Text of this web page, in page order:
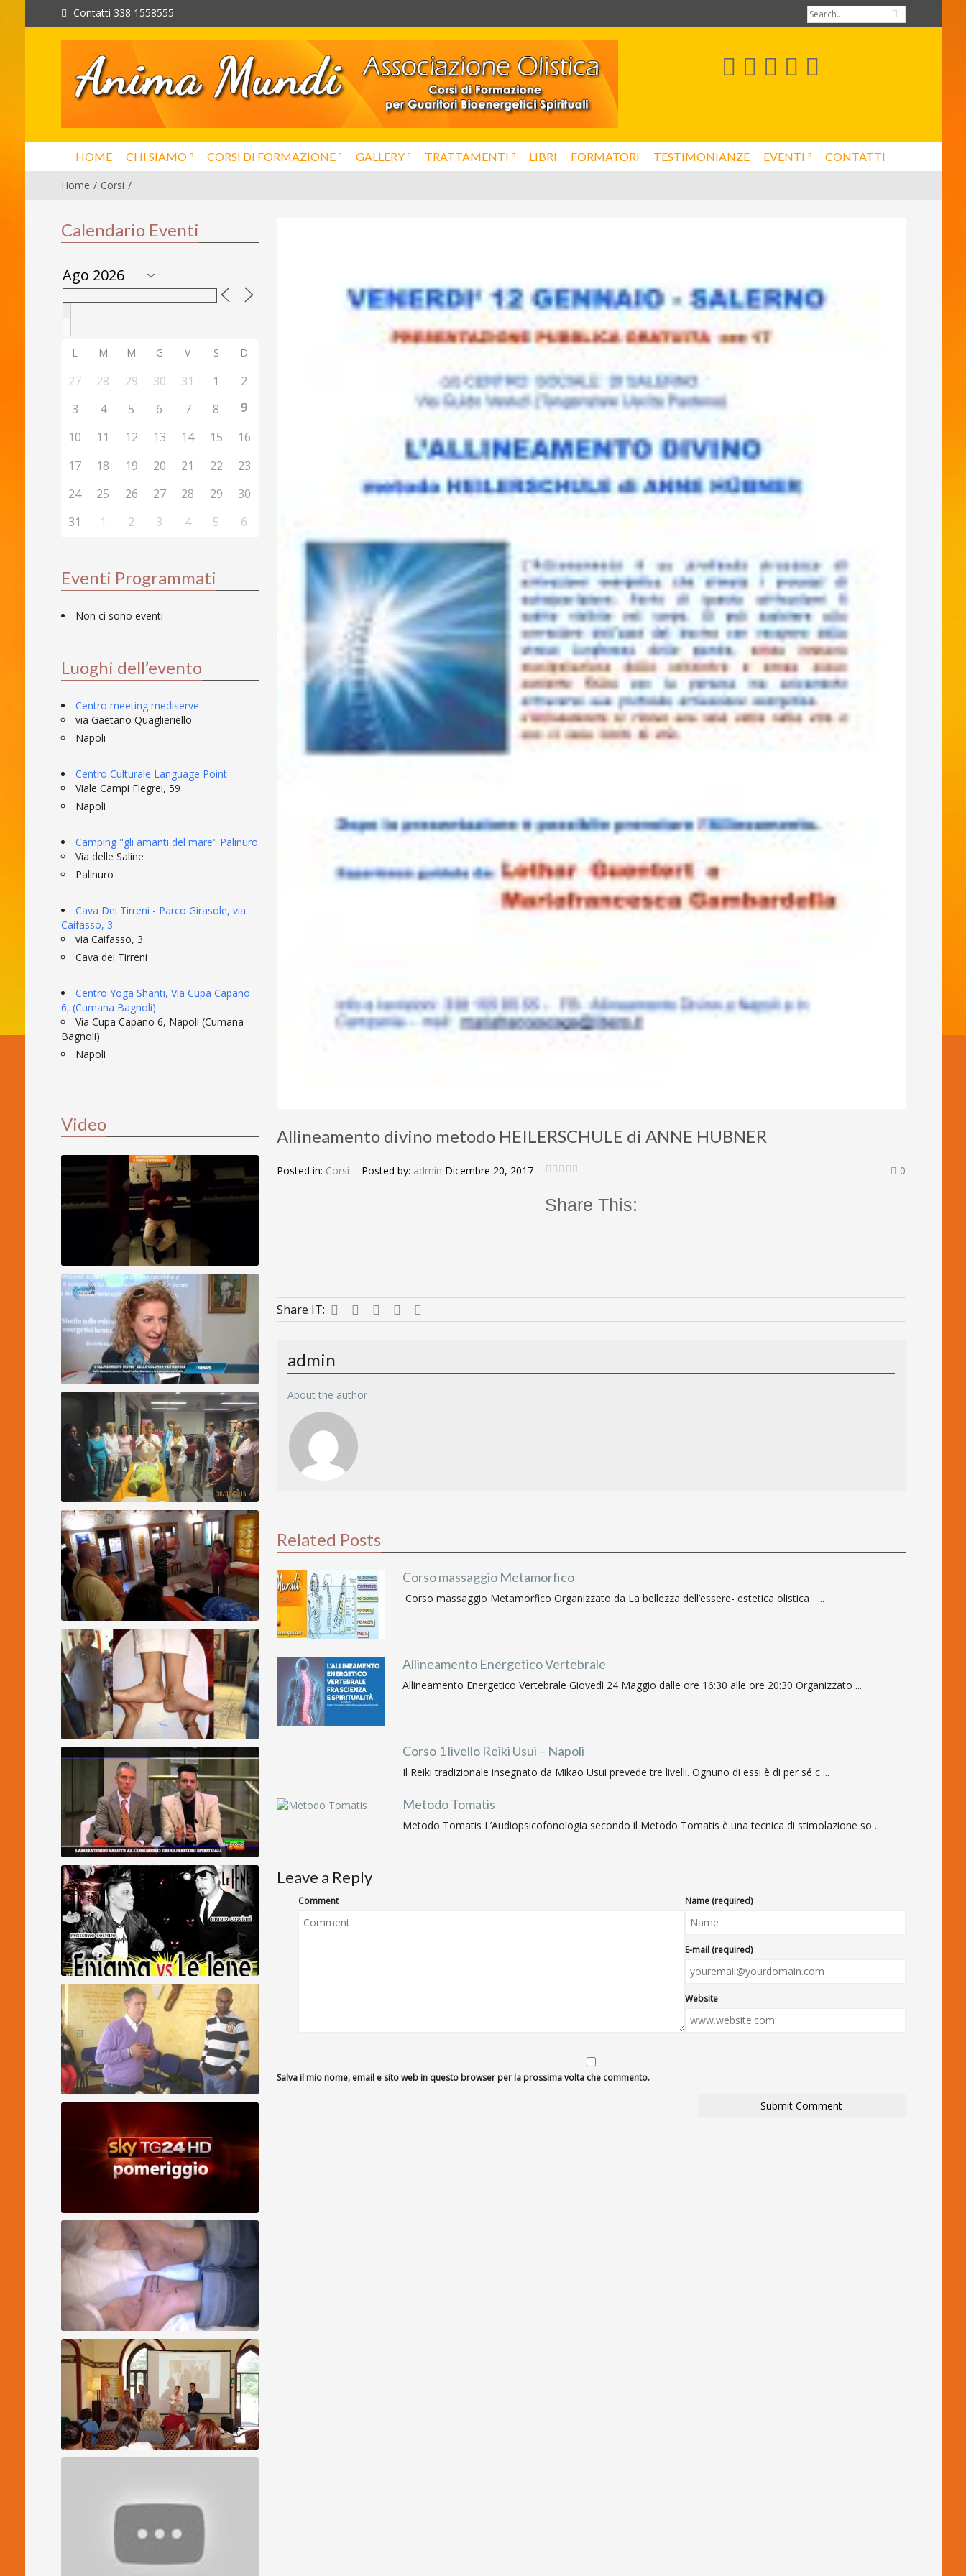
Contatti 338 1558555
HOME CHI SIAMO CORSI DI FORMAZIONE GALLERY TRATTAMENTI LIBRI FORMATORI TESTIMONIANZE EVENTI CONTATTI
Home Corsi
Allineamento divino metodo HEILERSCHULE di ANNE HUBNER
Posted in: Corsi Posted by: admin Dicembre 20, 2017 0
Share This:
Share IT:
admin
About the author
Related Posts
Corso massaggio Metamorfico
Corso massaggio Metamorfico Organizzato da La bellezza dell’essere- estetica olistica ...
Allineamento Energetico Vertebrale
Allineamento Energetico Vertebrale Giovedì 24 Maggio dalle ore 16:30 alle ore 20:30 Organizzato ...
Corso 1 livello Reiki Usui – Napoli
Il Reiki tradizionale insegnato da Mikao Usui prevede tre livelli. Ognuno di essi è di per sé c ...
Metodo Tomatis
Metodo Tomatis L’Audiopsicofonologia secondo il Metodo Tomatis è una tecnica di stimolazione so ...
Leave a Reply
Comment Name (required)
E-mail (required)
Website
Salva il mio nome, email e sito web in questo browser per la prossima volta che commento.
Calendario Eventi
L M M G V S D
27 28 29 30 31 1
2
3
4 5 6 7 8
9
10
11 12 13 14 15
16
17
18 19 20 21 22
23
24
25 26 27 28 29
30
31
1 2 3 4 5 6
Eventi Programmati
Non ci sono eventi
Luoghi dell’evento
Centro meeting mediserve
via Gaetano Quaglieriello
Napoli
Centro Culturale Language Point
Viale Campi Flegrei, 59
Napoli
Camping "gli amanti del mare" Palinuro
Via delle Saline
Palinuro
Cava Dei Tirreni - Parco Girasole, via
Caifasso, 3
via Caifasso, 3
Cava dei Tirreni
Centro Yoga Shanti, Via Cupa Capano
6, (Cumana Bagnoli)
Via Cupa Capano 6, Napoli (Cumana
Bagnoli)
Napoli
Video
Allineamento Divino - Claudio
Allineamento Divino Napoli
Allineamento di famiglie al completo -
Familienbegradigung
Guarigione Spirituale Allineamento Divino
di Bianca
Geistige Wirbelsäulenaufrichtung -
Forschung Juli 2014
Sintesi de Congresso Internazionale di
Guaritori Spirituali
Allineamento Divino - Enigma VS Iene
(SERVIZIO INTEGRALE)
ALLINEAMENTO DIVINO - Nilvio
Guarigioni Spirituali, Allineamento Divino,
Allineamento Vertebrale - caso speciale
"protesi"
Riallineamento Spirituale - Conferenza e